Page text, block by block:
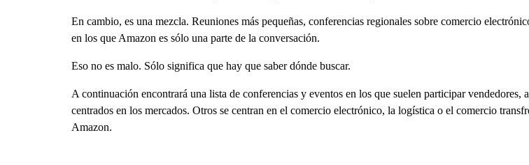
En cambio, es una mezcla. Reuniones más pequeñas, conferencias regionales sobre comercio
en los que Amazon es sólo una parte de la conversación.
Eso no es malo. Sólo significa que hay que saber dónde buscar.
A continuación encontrará una lista de conferencias y eventos en los que suelen participar
centrados en los mercados. Otros se centran en el comercio electrónico, la logística o el comercio
Amazon.